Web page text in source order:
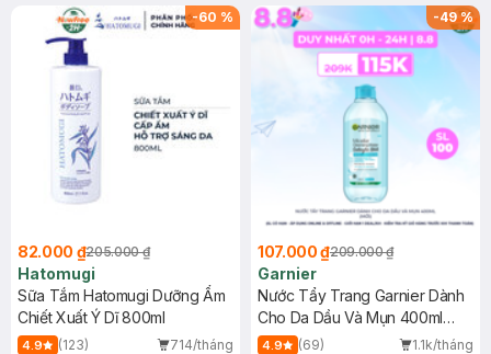
(SL có hạn)
-60 %
82.000 ₫205.000 ₫
Hatomugi
Sữa Tắm Hatomugi Dưỡng Ẩm
Chiết Xuất Ý Dĩ 800ml
4.9 (123)
714/tháng
-49%
107.000 ₫209.000 ₫
Garnier
Nước Tẩy Trang Garnier Dành
Cho Da Dầu Và Mụn 400ml
(Mới)
4.9 (69)
1.1k/tháng